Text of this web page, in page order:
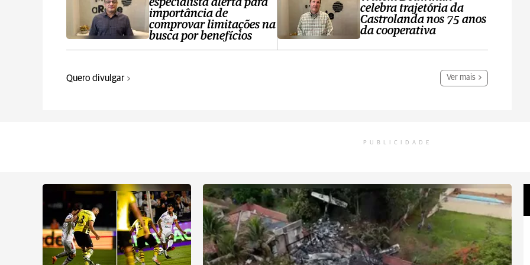
especialista alerta para
importância de
comprovar limitações na
busca por benefícios
celebra trajetória da
Castrolanda nos 75 anos
da cooperativa
Quero divulgar Ver mais
PUBLICIDADE